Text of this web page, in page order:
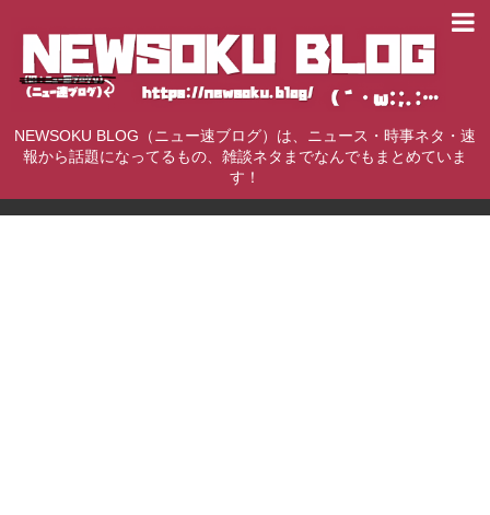
NEWSOKU BLOG（ニュー速ブログ）は、ニュース・時事ネタ・速
報から話題になってるもの、雑談ネタまでなんでもまとめていま
す！